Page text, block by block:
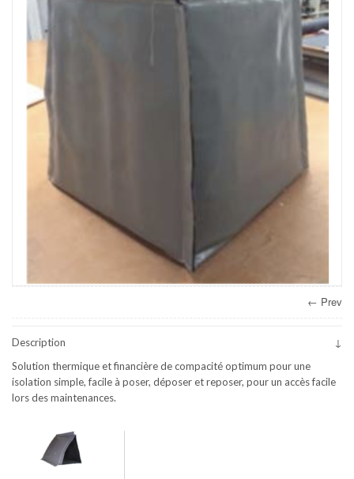
← Prev
Description
Solution thermique et financière de compacité optimum pour une
isolation simple, facile à poser, déposer et reposer, pour un accès facile
lors des maintenances.